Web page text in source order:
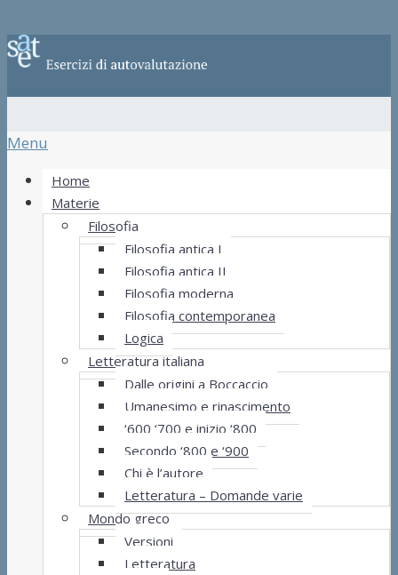
Menu
Home
Materie
Filosofia
Filosofia antica I
Filosofia antica II
Filosofia moderna
Filosofia contemporanea
Logica
Letteratura italiana
Dalle origini a Boccaccio
Umanesimo e rinascimento
‘600 ‘700 e inizio ‘800
Secondo ‘800 e ‘900
Chi è l’autore
Letteratura – Domande varie
Mondo greco
Versioni
Letteratura